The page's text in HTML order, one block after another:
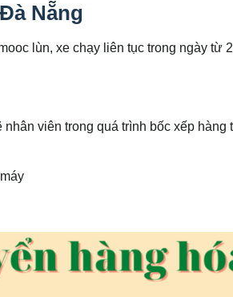
Nẵng
lùn, xe chạy liên tục trong ngày từ
viên trong quá trình bốc xếp hàng